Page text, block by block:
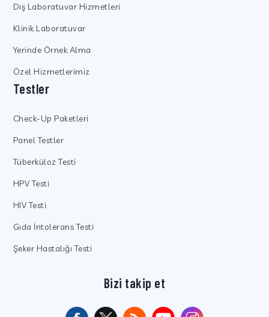
Dış Laboratuvar Hizmetleri
Klinik Laboratuvar
Yerinde Örnek Alma
Özel Hizmetlerimiz
Testler
Check-Up Paketleri
Panel Testler
Tüberküloz Testi
HPV Testi
HIV Testi
Gıda İntolerans Testi
Şeker Hastalığı Testi
Bizi takip et